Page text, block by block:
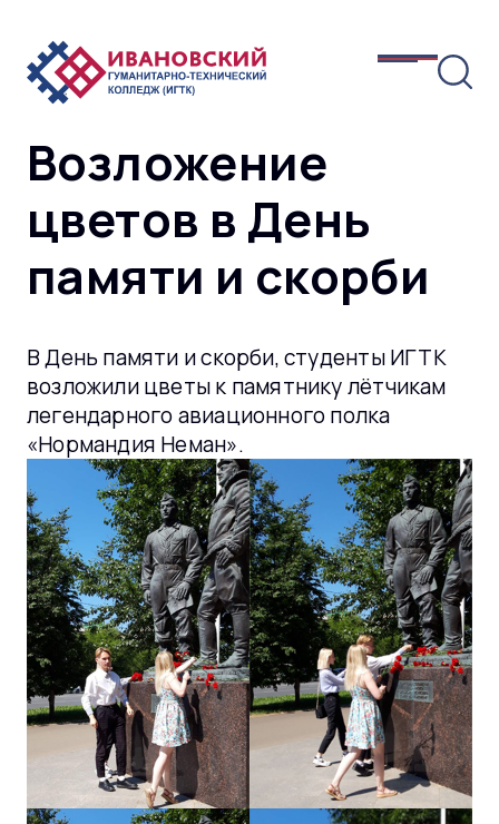
Возложение
цветов в День
памяти и скорби
В День памяти и скорби, студенты ИГТК
возложили цветы к памятнику лётчикам
легендарного авиационного полка
«Нормандия Неман».